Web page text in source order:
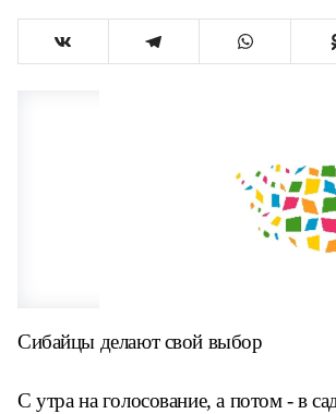
Сибайцы делают свой выбор
С утра на голосование, а потом - в